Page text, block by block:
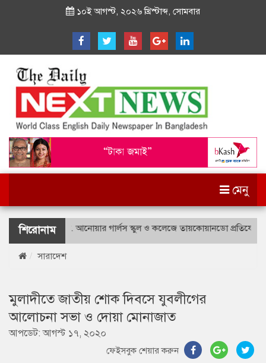
১০ই আগস্ট, ২০২৬ খ্রিস্টাব্দ, সোমবার
মেনু
শিরোনাম
বীর উত্তম লে. আনোয়ার গার্লস স্কুল ও কলেজে তায়কোয়ানডো প্রতিযোগিতা
সারাদেশ
মুলাদীতে জাতীয় শোক দিবসে যুবলীগের
আলোচনা সভা ও দোয়া মোনাজাত
আপডেট: আগস্ট ১৭, ২০২০
ফেইসবুক শেয়ার করুন